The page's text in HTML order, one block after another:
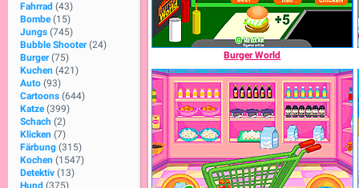
Fahrrad (43)
Bombe (15)
Jungs (745)
Bubble Shooter (24)
Burger (75)
Kuchen (421)
Auto (93)
Cartoons (644)
Katze (399)
Schach (2)
Klicken (7)
Färbung (315)
Kochen (1547)
Detektiv (13)
Hund (375)
Burger World